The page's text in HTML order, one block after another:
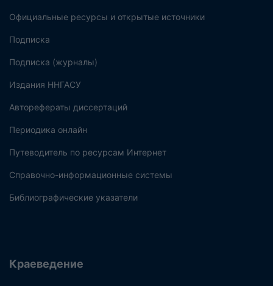
Официальные ресурсы и открытые источники
Подписка
Подписка (журналы)
Издания ННГАСУ
Авторефераты диссертаций
Периодика онлайн
Путеводитель по ресурсам Интернет
Справочно-информационные системы
Библиографические указатели
Краеведение